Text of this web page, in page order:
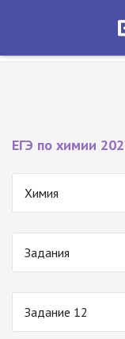
ЕГЭ по химии
Химия
Задания
Задание 12